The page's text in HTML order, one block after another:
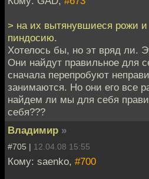
> на их вытянувшиеся рожи
пиндосию.
Хотелось бы, но эт вряд ли.
Они найдут правильное для
сначала перепробуют
занимаются. Но они его все
найдем ли мы для себя
себя???
Владимир »
#705 | 12.04.08 15:55
Кому: saenko, #700